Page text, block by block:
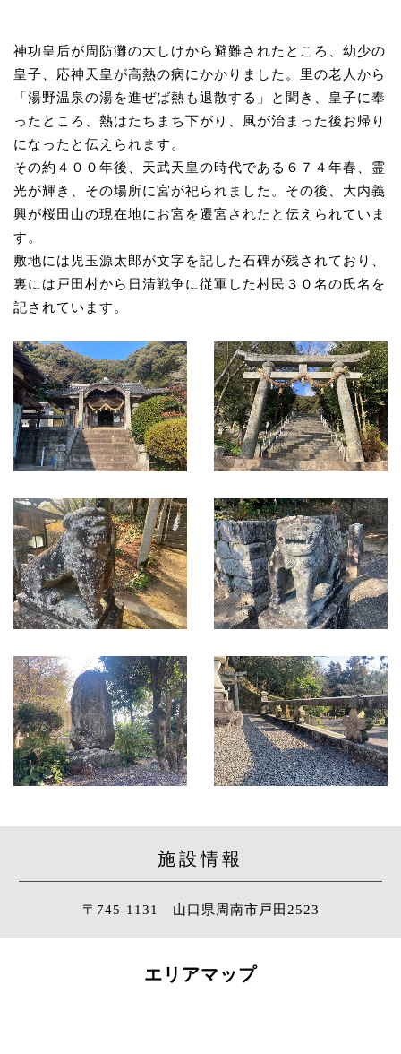
神功皇后が周防灘の大しけから避難されたところ、幼少の
皇子、応神天皇が高熱の病にかかりました。里の老人から
「湯野温泉の湯を進ぜば熱も退散する」と聞き、皇子に奉
ったところ、熱はたちまち下がり、風が治まった後お帰り
になったと伝えられます。
その約４００年後、天武天皇の時代である６７４年春、霊
光が輝き、その場所に宮が祀られました。その後、大内義
興が桜田山の現在地にお宮を遷宮されたと伝えられていま
す。
敷地には児玉源太郎が文字を記した石碑が残されており、
裏には戸田村から日清戦争に従軍した村民３０名の氏名を
記されています。
施設情報
〒745-1131 山口県周南市戸田2523
エリアマップ